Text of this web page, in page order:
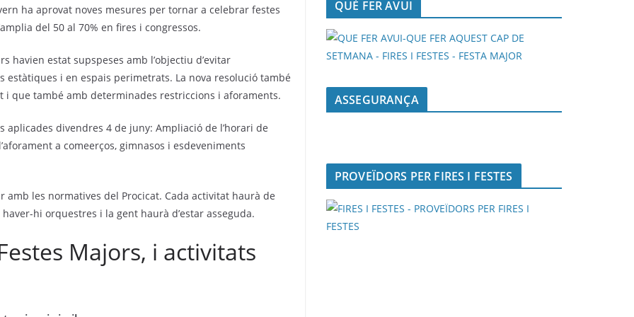
ha aprovat noves mesures per tornar a celebrar festes
del 50 al 70% en fires i congressos.
havien estat supspeses amb l’objectiu d’evitar
estàtiques i en espais perimetrats. La nova resolució també
que també amb determinades restriccions i aforaments.
aplicades divendres 4 de juny: Ampliació de l’horari de
a comeerços, gimnasos i esdeveniments
amb les normatives del Procicat. Cada activitat haurà de
hi orquestres i la gent haurà d’estar asseguda.
Majors, i activitats
QUÈ FER AVUI
ASSEGURANÇA
PROVEÏDORS PER FIRES I FESTES